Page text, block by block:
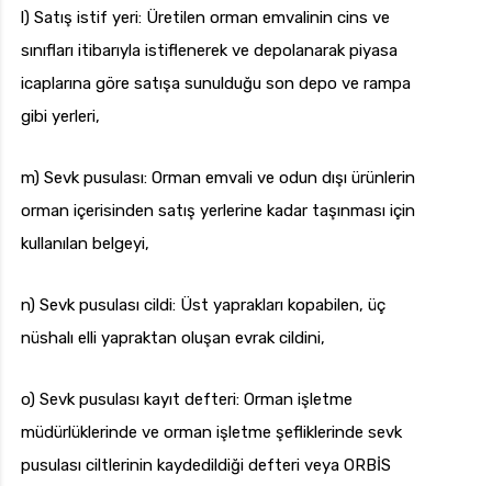
l) Satış istif yeri: Üretilen orman emvalinin cins ve
sınıfları itibarıyla istiflenerek ve depolanarak piyasa
icaplarına göre satışa sunulduğu son depo ve rampa
gibi yerleri,
m) Sevk pusulası: Orman emvali ve odun dışı ürünlerin
orman içerisinden satış yerlerine kadar taşınması için
kullanılan belgeyi,
n) Sevk pusulası cildi: Üst yaprakları kopabilen, üç
nüshalı elli yapraktan oluşan evrak cildini,
o) Sevk pusulası kayıt defteri: Orman işletme
müdürlüklerinde ve orman işletme şefliklerinde sevk
pusulası ciltlerinin kaydedildiği defteri veya ORBİS